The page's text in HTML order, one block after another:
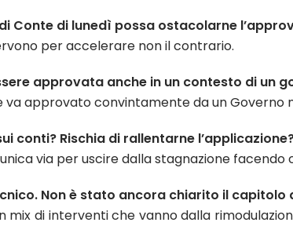
Conte di lunedì possa ostacolarne
per accelerare non il contrario.
approvata anche in un contesto di un
approvato convintamente da un Governo
conti? Rischia di rallentarne
via per uscire dalla stagnazione
Non è stato ancora chiarito il
mix di interventi che vanno dalla